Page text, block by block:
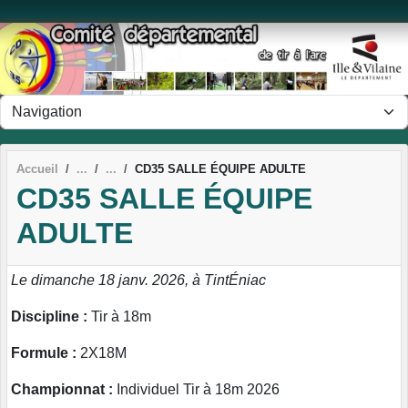
Accueil CD35 SALLE ÉQUIPE ADULTE
CD35 SALLE ÉQUIPE
ADULTE
Le dimanche 18 janv. 2026, à TintÉniac
Discipline : Tir à 18m
Formule : 2X18M
Championnat : Individuel Tir à 18m 2026